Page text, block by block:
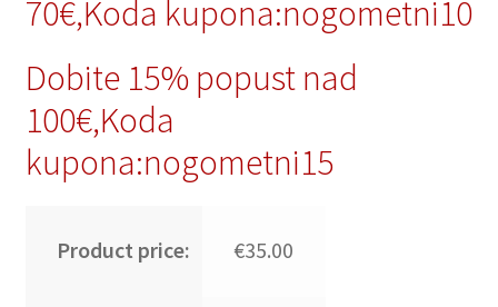
70€,Koda kupona:nogometni10
Dobite 15% popust nad
100€,Koda
kupona:nogometni15
Product price: €35.00